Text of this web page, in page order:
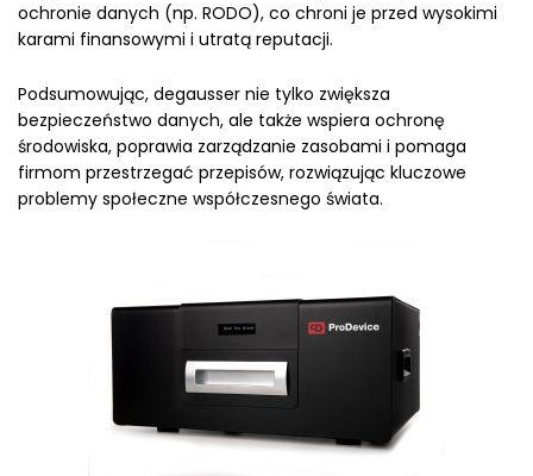
ochronie danych (np. RODO), co chroni je przed wysokimi
karami finansowymi i utratą reputacji.
Podsumowując, degausser nie tylko zwiększa
bezpieczeństwo danych, ale także wspiera ochronę
środowiska, poprawia zarządzanie zasobami i pomaga
firmom przestrzegać przepisów, rozwiązując kluczowe
problemy społeczne współczesnego świata.